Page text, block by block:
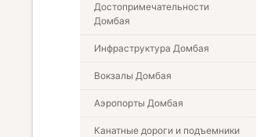
Достопримечательности
Домбая
Инфраструктура Домбая
Вокзалы Домбая
Аэропорты Домбая
Канатные дороги и подъемники